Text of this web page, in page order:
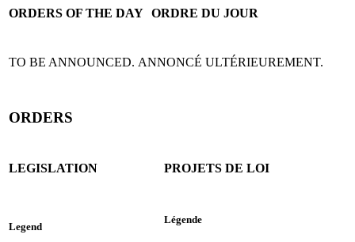
ORDERS OF THE DAY ORDRE DU JOUR
TO BE ANNOUNCED. ANNONCÉ ULTÉRIEUREMENT.
ORDERS
LEGISLATION PROJETS DE LOI
Legend
Légende